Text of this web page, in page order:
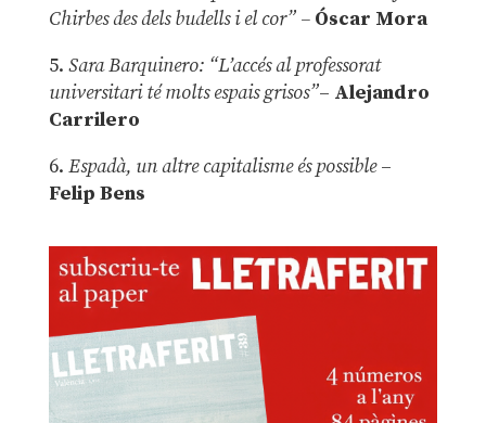
Chirbes des dels budells i el cor” –Óscar Mora
5. Sara Barquinero: “L’accés al professorat
universitari té molts espais grisos”– Alejandro
Carrilero
6. Espadà, un altre capitalisme és possible –
Felip Bens